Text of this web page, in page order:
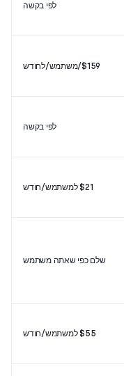
לפי בקשה
לפי בקשה
שלם כפי שאתה משתמש